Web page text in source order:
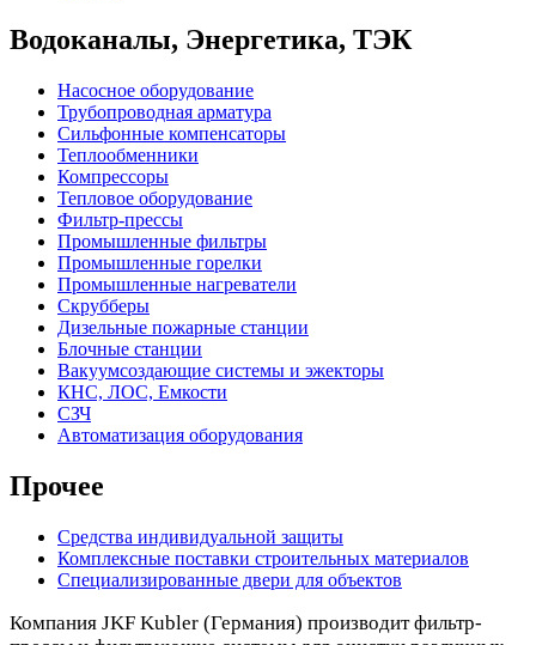
Водоканалы, Энергетика, ТЭК
Насосное оборудование
Трубопроводная арматура
Сильфонные компенсаторы
Теплообменники
Компрессоры
Тепловое оборудование
Фильтр-прессы
Промышленные фильтры
Промышленные горелки
Промышленные нагреватели
Скрубберы
Дизельные пожарные станции
Блочные станции
Вакуумсоздающие системы и эжекторы
КНС, ЛОС, Емкости
СЗЧ
Автоматизация оборудования
Прочее
Средства индивидуальной защиты
Комплексные поставки строительных материалов
Специализированные двери для объектов
Компания JKF Kubler (Германия) производит фильтр-